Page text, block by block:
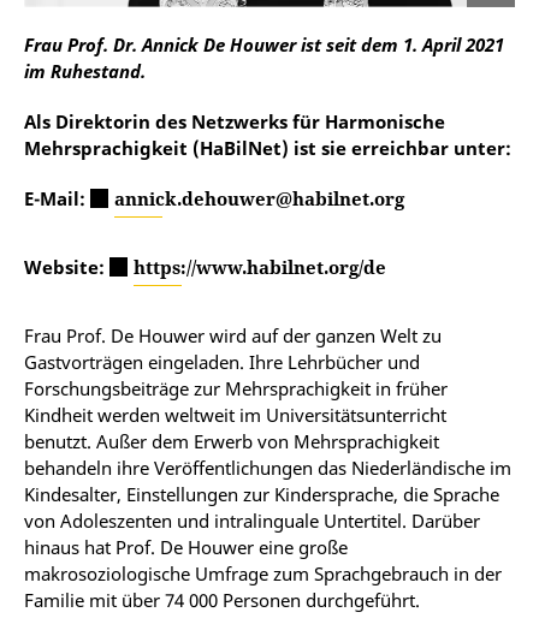
Frau Prof. Dr. Annick De Houwer ist seit dem 1. April 2021
im Ruhestand.
Als Direktorin des Netzwerks für Harmonische
Mehrsprachigkeit (HaBilNet) ist sie erreichbar unter:
E-Mail: annick.dehouwer@habilnet.org
Website: https://www.habilnet.org/de
Frau Prof. De Houwer wird auf der ganzen Welt zu
Gastvorträgen eingeladen. Ihre Lehrbücher und
Forschungsbeiträge zur Mehrsprachigkeit in früher
Kindheit werden weltweit im Universitätsunterricht
benutzt. Außer dem Erwerb von Mehrsprachigkeit
behandeln ihre Veröffentlichungen das Niederländische im
Kindesalter, Einstellungen zur Kindersprache, die Sprache
von Adoleszenten und intralinguale Untertitel. Darüber
hinaus hat Prof. De Houwer eine große
makrosoziologische Umfrage zum Sprachgebrauch in der
Familie mit über 74 000 Personen durchgeführt.